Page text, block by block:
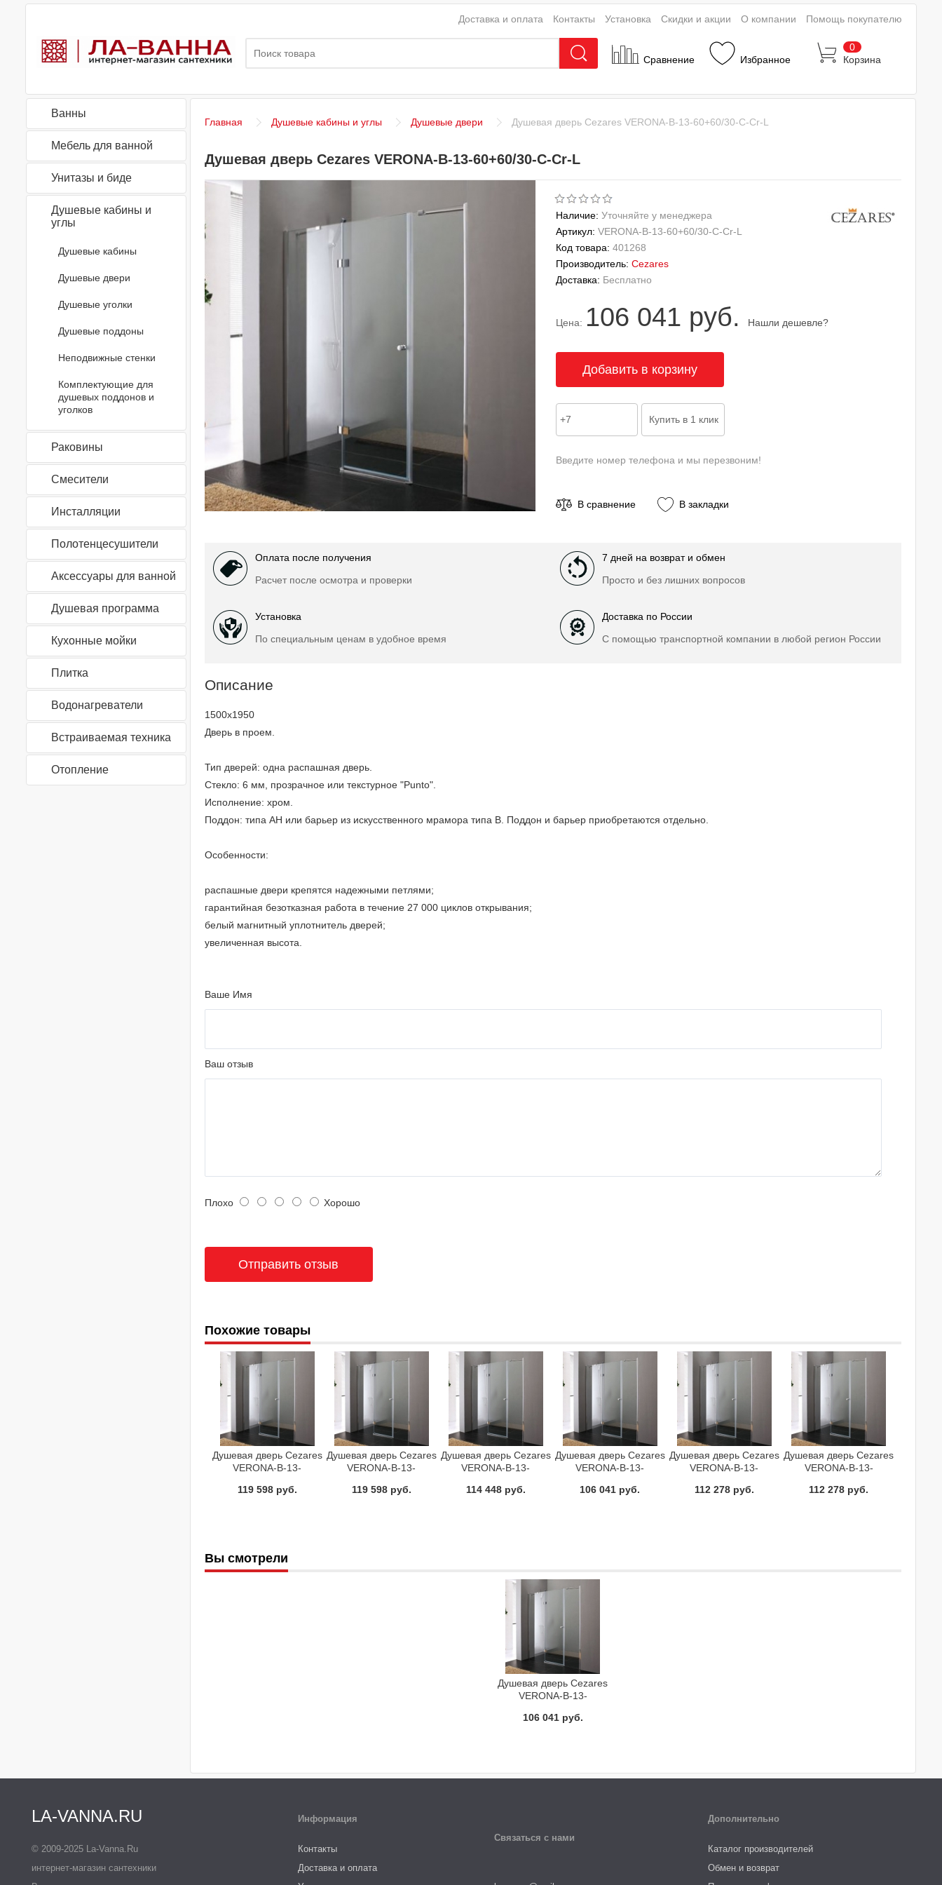
Сравнение Избранное
0
Корзина
Доставка и оплата Контакты Установка Скидки и акции О компании Помощь покупателю
Ванны
Мебель для ванной
Унитазы и биде
Душевые кабины и
углы
Душевые кабины
Душевые двери
Душевые уголки
Душевые поддоны
Неподвижные стенки
Комплектующие для
душевых поддонов и
уголков
Раковины
Смесители
Инсталляции
Полотенцесушители
Аксессуары для ванной
Душевая программа
Кухонные мойки
Плитка
Водонагреватели
Встраиваемая техника
Отопление
Главная Душевые кабины и углы Душевые двери Душевая дверь Cezares VERONA-B-13-60+60/30-C-Cr-L
Душевая дверь Cezares VERONA-B-13-60+60/30-C-Cr-L
Наличие: Уточняйте у менеджера
Артикул: VERONA-B-13-60+60/30-C-Cr-L
Код товара: 401268
Производитель: Cezares
Доставка: Бесплатно
Цена: 106 041 руб. Нашли дешевле?
Введите номер телефона и мы перезвоним!
В сравнение В закладки
Оплата после получения
Расчет после осмотра и проверки
7 дней на возврат и обмен
Просто и без лишних вопросов
Установка
По специальным ценам в удобное время
Доставка по России
С помощью транспортной компании в любой регион России
Описание
1500x1950
Дверь в проем.
Тип дверей: одна распашная дверь.
Стекло: 6 мм, прозрачное или текстурное "Punto".
Исполнение: хром.
Поддон: типа AH или барьер из искусственного мрамора типа B. Поддон и барьер приобретаются отдельно.
Особенности:
распашные двери крепятся надежными петлями;
гарантийная безотказная работа в течение 27 000 циклов открывания;
белый магнитный уплотнитель дверей;
увеличенная высота.
Ваше Имя
Ваш отзыв
Плохо Хорошо
Похожие товары
Душевая дверь Cezares
VERONA-B-13-
119 598 руб.
Душевая дверь Cezares
VERONA-B-13-
119 598 руб.
Душевая дверь Cezares
VERONA-B-13-
114 448 руб.
Душевая дверь Cezares
VERONA-B-13-
106 041 руб.
Душевая дверь Cezares
VERONA-B-13-
112 278 руб.
Душевая дверь Cezares
VERONA-B-13-
112 278 руб.
Вы смотрели
Душевая дверь Cezares
VERONA-B-13-
106 041 руб.
LA-VANNA.RU
© 2009-2025 La-Vanna.Ru
интернет-магазин сантехники
Информация
Контакты
Доставка и оплата
Связаться с нами
Дополнительно
Каталог производителей
Обмен и возврат